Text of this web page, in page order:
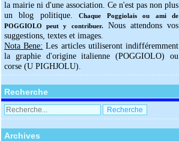
la mairie ni d'une association. Ce n'est pas non plus
un blog politique.Chaque Poggiolais ou ami de
POGGIOLO peut y contribuer.Nous attendons vos
suggestions, textes et images.
Nota Bene: Les articles utiliseront indifféremment
la graphie d'origine italienne (POGGIOLO) ou
corse (U PIGHJOLU).
Recherche
Archives